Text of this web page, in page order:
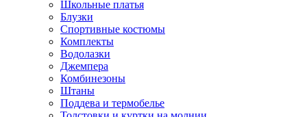
Школьные платья
Блузки
Спортивные костюмы
Комплекты
Водолазки
Джемпера
Комбинезоны
Штаны
Поддева и термобелье